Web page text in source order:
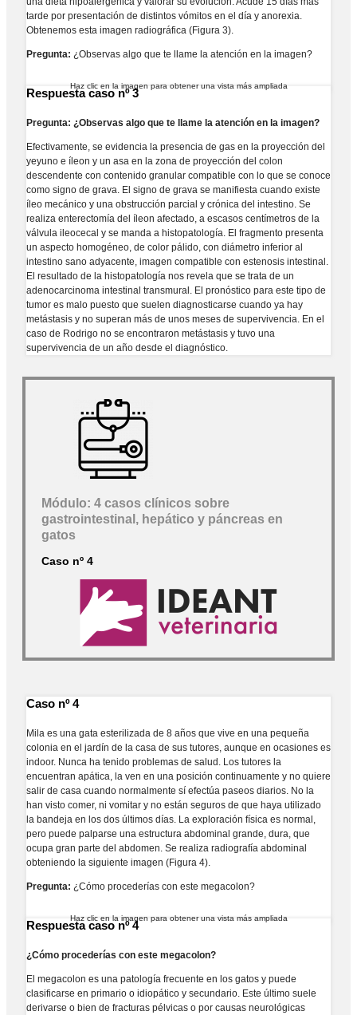
tarde por presentación de distintos vómitos en el día y anorexia.
Obtenemos esta imagen radiográfica (Figura 3).
Pregunta: ¿Observas algo que te llame la atención en la imagen?
Haz clic en la imagen para obtener una vista más ampliada
Respuesta caso nº 3
Pregunta: ¿Observas algo que te llame la atención en la imagen?
Efectivamente, se evidencia la presencia de gas en la proyección del
yeyuno e íleon y un asa en la zona de proyección del colon
descendente con contenido granular compatible con lo que se conoce
como signo de grava. El signo de grava se manifiesta cuando existe
íleo mecánico y una obstrucción parcial y crónica del intestino. Se
realiza enterectomía del íleon afectado, a escasos centímetros de la
válvula ileocecal y se manda a histopatología. El fragmento presenta
un aspecto homogéneo, de color pálido, con diámetro inferior al
intestino sano adyacente, imagen compatible con estenosis intestinal.
El resultado de la histopatología nos revela que se trata de un
adenocarcinoma intestinal transmural. El pronóstico para este tipo de
tumor es malo puesto que suelen diagnosticarse cuando ya hay
metástasis y no superan más de unos meses de supervivencia. En el
caso de Rodrigo no se encontraron metástasis y tuvo una
supervivencia de un año desde el diagnóstico.
Módulo: 4 casos clínicos sobre
gastrointestinal, hepático y páncreas en
gatos
Caso nº 4
Caso nº 4
Mila es una gata esterilizada de 8 años que vive en una pequeña
colonia en el jardín de la casa de sus tutores, aunque en ocasiones es
indoor. Nunca ha tenido problemas de salud. Los tutores la
encuentran apática, la ven en una posición continuamente y no quiere
salir de casa cuando normalmente sí efectúa paseos diarios. No la
han visto comer, ni vomitar y no están seguros de que haya utilizado
la bandeja en los dos últimos días. La exploración física es normal,
pero puede palparse una estructura abdominal grande, dura, que
ocupa gran parte del abdomen. Se realiza radiografía abdominal
obteniendo la siguiente imagen (Figura 4).
Pregunta: ¿Cómo procederías con este megacolon?
Haz clic en la imagen para obtener una vista más ampliada
Respuesta caso nº 4
¿Cómo procederías con este megacolon?
El megacolon es una patología frecuente en los gatos y puede
clasificarse en primario o idiopático y secundario. Este último suele
derivarse o bien de fracturas pélvicas o por causas neurológicas